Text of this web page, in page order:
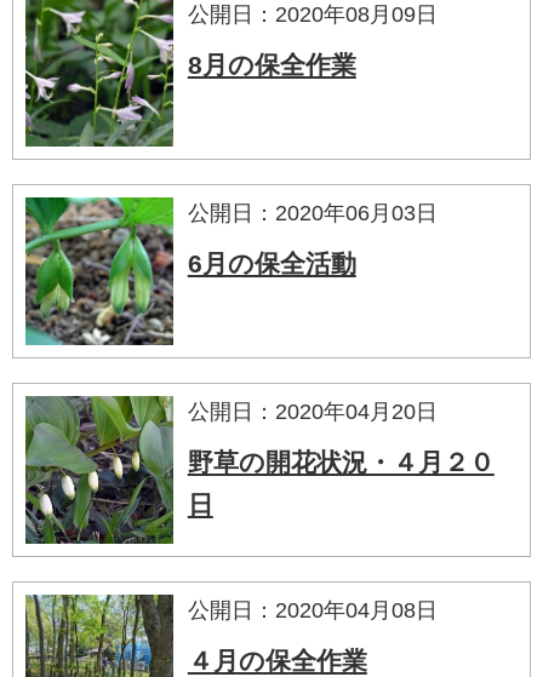
公開日：2020年08月09日
8月の保全作業
公開日：2020年06月03日
6月の保全活動
公開日：2020年04月20日
野草の開花状況・４月２０
日
公開日：2020年04月08日
４月の保全作業